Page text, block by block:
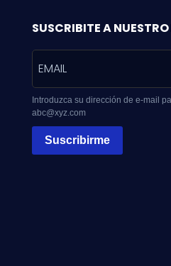
SUSCRIBITE A
Introduzca su dirección de e-mail
abc@xyz.com
Suscribirme